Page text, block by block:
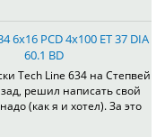
6x16 PCD 4x100 ET 37 DIA
60.1 BD
Tech Line 634 на Степвей
решил написать свой
(как я и хотел). За это